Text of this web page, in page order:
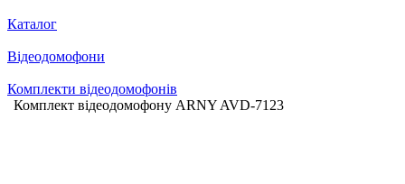
Каталог
Відеодомофони
Комплекти відеодомофонів
Комплект відеодомофону ARNY AVD-7123